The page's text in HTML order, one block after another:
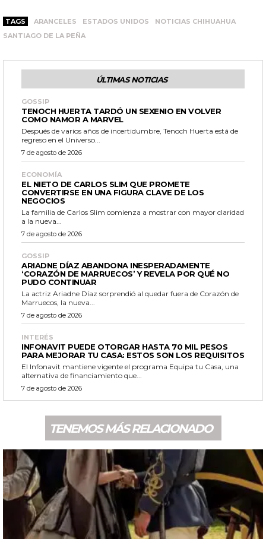
TAGS ARANCELES ESTADOS UNIDOS
NOTICIAS CHIHUAHUA
SANTIAGO DE LA PEÑA
ÚLTIMAS NOTICIAS
GOSSIP
TENOCH HUERTA TARDÓ UN SEXENIO EN VOLVER
COMO NAMOR A MARVEL
Después de varios años de incertidumbre, Tenoch Huerta está de
regreso en el Universo...
7 de agosto de 2026
ECONOMÍA
EL NIETO DE CARLOS SLIM QUE PROMETE
CONVERTIRSE EN UNA FIGURA CLAVE DE LOS
NEGOCIOS
La familia de Carlos Slim comienza a mostrar con mayor claridad
a la nueva...
7 de agosto de 2026
GOSSIP
ARIADNE DÍAZ ABANDONA INESPERADAMENTE
‘CORAZÓN DE MARRUECOS’ Y REVELA POR QUÉ NO
PUDO CONTINUAR
La actriz Ariadne Díaz sorprendió al quedar fuera de Corazón de
Marruecos, la nueva...
7 de agosto de 2026
INTERÉS
INFONAVIT PUEDE OTORGAR HASTA 70 MIL PESOS
PARA MEJORAR TU CASA: ESTOS SON LOS REQUISITOS
El Infonavit mantiene vigente el programa Equipa tu Casa, una
alternativa de financiamiento que...
7 de agosto de 2026
TENEMOS MÁS RELACIONADO